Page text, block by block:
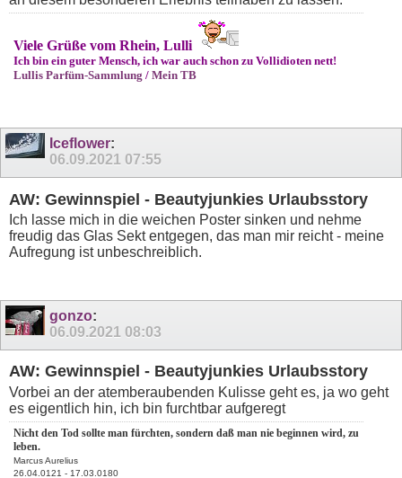
Viele Grüße vom Rhein, Lulli
Ich bin ein guter Mensch, ich war auch schon zu Vollidioten nett!
Lullis Parfüm-Sammlung / Mein TB
Iceflower:
06.09.2021 07:55
AW: Gewinnspiel - Beautyjunkies Urlaubsstory
Ich lasse mich in die weichen Poster sinken und nehme
freudig das Glas Sekt entgegen, das man mir reicht - meine
Aufregung ist unbeschreiblich.
gonzo:
06.09.2021 08:03
AW: Gewinnspiel - Beautyjunkies Urlaubsstory
Vorbei an der atemberaubenden Kulisse geht es, ja wo geht
es eigentlich hin, ich bin furchtbar aufgeregt
Nicht den Tod sollte man fürchten, sondern daß man nie beginnen wird, zu
leben.
Marcus Aurelius
26.04.0121 - 17.03.0180